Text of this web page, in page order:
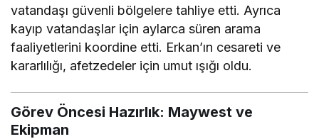
vatandaşı güvenli bölgelere tahliye etti. Ayrıca
kayıp vatandaşlar için aylarca süren arama
faaliyetlerini koordine etti. Erkan’ın cesareti ve
kararlılığı, afetzedeler için umut ışığı oldu.
Görev Öncesi Hazırlık: Maywest ve
Ekipman